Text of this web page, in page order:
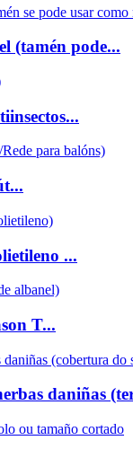
(tamén pode...
...
T...
daniñas